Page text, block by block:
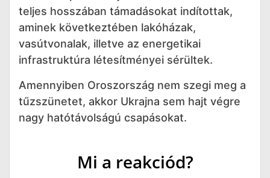
teljes hosszában támadásokat indítottak,
aminek következtében lakóházak,
vasútvonalak, illetve az energetikai
infrastruktúra létesítményei sérültek.
Amennyiben Oroszország nem szegi meg a
tűzszünetet, akkor Ukrajna sem hajt végre
nagy hatótávolságú csapásokat.
Mi a reakciód?